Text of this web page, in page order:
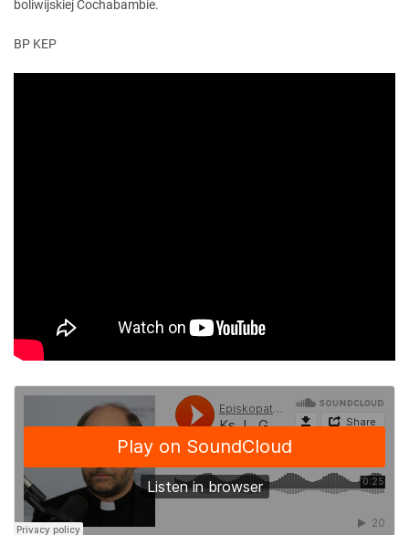
boliwijskiej Cochabambie.
BP KEP